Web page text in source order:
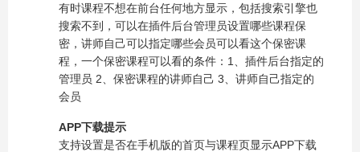
有时课程不想在前台任何地方显示，包括搜索引擎也
搜索不到，可以在插件后台管理员设置哪些课程保
密，讲师自己可以指定哪些会员可以看这个保密课
程，一个保密课程可以看的条件：1、插件后台指定的
管理员 2、保密课程的讲师自己 3、讲师自己指定的
会员
APP下载提示
支持设置是否在手机版的首页与课程页显示APP下载